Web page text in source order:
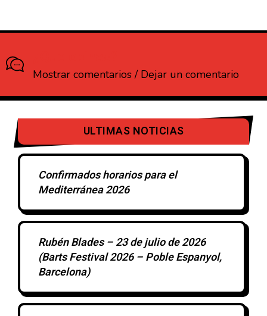
Mostrar comentarios / Dejar un comentario
ULTIMAS NOTICIAS
Confirmados horarios para el
Mediterránea 2026
Rubén Blades – 23 de julio de 2026
(Barts Festival 2026 – Poble Espanyol,
Barcelona)